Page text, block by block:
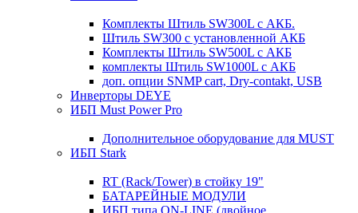
Комплекты Штиль SW300L с АКБ.
Штиль SW300 с установленной АКБ
Комплекты Штиль SW500L с АКБ
комплекты Штиль SW1000L с АКБ
доп. опции SNMP cart, Dry-contakt, USB
Инверторы DEYE
ИБП Must Power Pro
Дополнительное оборудование для MUST
ИБП Stark
RT (Rack/Tower) в стойку 19"
БАТАРЕЙНЫЕ МОДУЛИ
ИБП типа ON-LINE (двойное